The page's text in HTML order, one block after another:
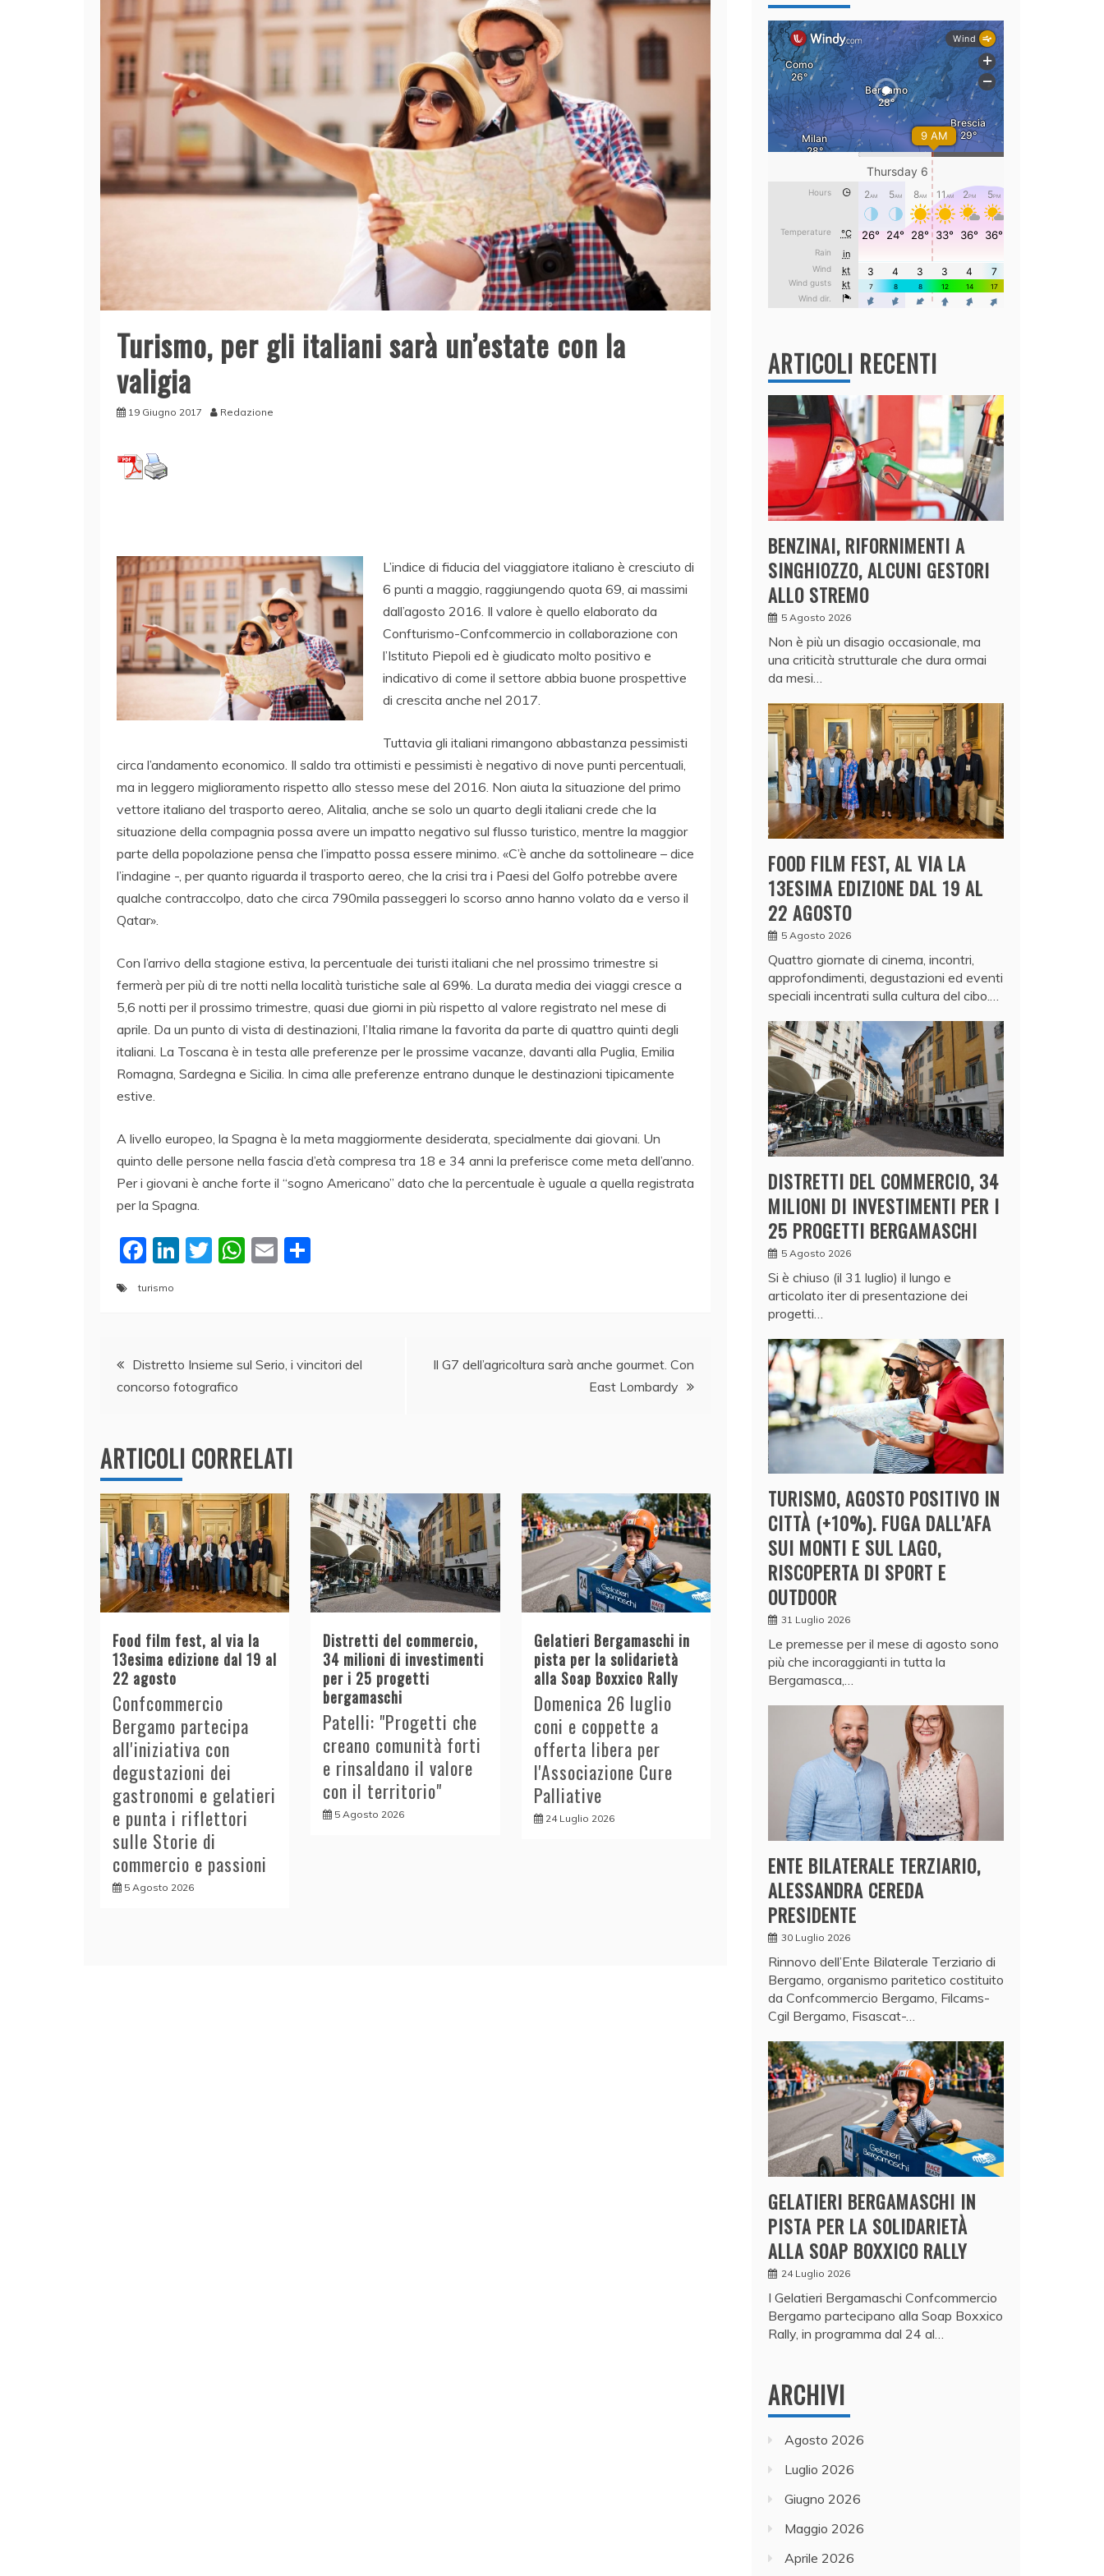
Turismo, per gli italiani sarà un’estate con la
valigia
19 Giugno 2017 Redazione
L’indice di fiducia del viaggiatore italiano è cresciuto di
6 punti a maggio, raggiungendo quota 69, ai massimi
dall’agosto 2016. Il valore è quello elaborato da
Confturismo-Confcommercio in collaborazione con
l’Istituto Piepoli ed è giudicato molto positivo e
indicativo di come il settore abbia buone prospettive
di crescita anche nel 2017.
Tuttavia gli italiani rimangono abbastanza pessimisti
circa l’andamento economico. Il saldo tra ottimisti e pessimisti è negativo di nove punti percentuali,
ma in leggero miglioramento rispetto allo stesso mese del 2016. Non aiuta la situazione del primo
vettore italiano del trasporto aereo, Alitalia, anche se solo un quarto degli italiani crede che la
situazione della compagnia possa avere un impatto negativo sul flusso turistico, mentre la maggior
parte della popolazione pensa che l’impatto possa essere minimo. «C’è anche da sottolineare – dice
l’indagine -, per quanto riguarda il trasporto aereo, che la crisi tra i Paesi del Golfo potrebbe avere
qualche contraccolpo, dato che circa 790mila passeggeri lo scorso anno hanno volato da e verso il
Qatar».
Con l’arrivo della stagione estiva, la percentuale dei turisti italiani che nel prossimo trimestre si
fermerà per più di tre notti nella località turistiche sale al 69%. La durata media dei viaggi cresce a
5,6 notti per il prossimo trimestre, quasi due giorni in più rispetto al valore registrato nel mese di
aprile. Da un punto di vista di destinazioni, l’Italia rimane la favorita da parte di quattro quinti degli
italiani. La Toscana è in testa alle preferenze per le prossime vacanze, davanti alla Puglia, Emilia
Romagna, Sardegna e Sicilia. In cima alle preferenze entrano dunque le destinazioni tipicamente
estive.
A livello europeo, la Spagna è la meta maggiormente desiderata, specialmente dai giovani. Un
quinto delle persone nella fascia d’età compresa tra 18 e 34 anni la preferisce come meta dell’anno.
Per i giovani è anche forte il “sogno Americano” dato che la percentuale è uguale a quella registrata
per la Spagna.
F
a
b
o
Li
dI
n
T
W
A
E
vi
turismo
Navigazione
articoli
Distretto Insieme sul Serio, i vincitori del
concorso fotografico
Il G7 dell’agricoltura sarà anche gourmet. Con
East Lombardy
ARTICOLI CORRELATI
Food film fest, al via la
13esima edizione dal 19 al
22 agosto
Confcommercio
Bergamo partecipa
all'iniziativa con
degustazioni dei
gastronomi e gelatieri
e punta i riflettori
sulle Storie di
commercio e passioni
5 Agosto 2026
Distretti del commercio,
34 milioni di investimenti
per i 25 progetti
bergamaschi
Patelli: "Progetti che
creano comunità forti
e rinsaldano il valore
con il territorio"
5 Agosto 2026
Gelatieri Bergamaschi in
pista per la solidarietà
alla Soap Boxxico Rally
Domenica 26 luglio
coni e coppette a
offerta libera per
l'Associazione Cure
Palliative
24 Luglio 2026
ARTICOLI RECENTI
BENZINAI, RIFORNIMENTI A
SINGHIOZZO, ALCUNI GESTORI
ALLO STREMO
5 Agosto 2026
Non è più un disagio occasionale, ma
una criticità strutturale che dura ormai
da mesi…
FOOD FILM FEST, AL VIA LA
13ESIMA EDIZIONE DAL 19 AL
22 AGOSTO
5 Agosto 2026
Quattro giornate di cinema, incontri,
approfondimenti, degustazioni ed eventi
speciali incentrati sulla cultura del cibo.…
DISTRETTI DEL COMMERCIO, 34
MILIONI DI INVESTIMENTI PER I
25 PROGETTI BERGAMASCHI
5 Agosto 2026
Si è chiuso (il 31 luglio) il lungo e
articolato iter di presentazione dei
progetti…
TURISMO, AGOSTO POSITIVO IN
CITTÀ (+10%). FUGA DALL’AFA
SUI MONTI E SUL LAGO,
RISCOPERTA DI SPORT E
OUTDOOR
31 Luglio 2026
Le premesse per il mese di agosto sono
più che incoraggianti in tutta la
Bergamasca,…
ENTE BILATERALE TERZIARIO,
ALESSANDRA CEREDA
PRESIDENTE
30 Luglio 2026
Rinnovo dell’Ente Bilaterale Terziario di
Bergamo, organismo paritetico costituito
da Confcommercio Bergamo, Filcams-
Cgil Bergamo, Fisascat-…
GELATIERI BERGAMASCHI IN
PISTA PER LA SOLIDARIETÀ
ALLA SOAP BOXXICO RALLY
24 Luglio 2026
I Gelatieri Bergamaschi Confcommercio
Bergamo partecipano alla Soap Boxxico
Rally, in programma dal 24 al…
ARCHIVI
Agosto 2026
Luglio 2026
Giugno 2026
Maggio 2026
Aprile 2026